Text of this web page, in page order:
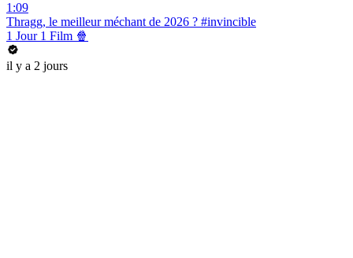
1:09
Thragg, le meilleur méchant de 2026 ? #invincible
1 Jour 1 Film 🍿
il y a 2 jours